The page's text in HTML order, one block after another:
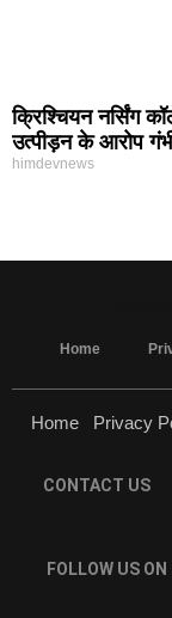
क्रिश्चियन नर्सिंग
उत्पीड़न के आरोप
himdevnews
Home
Home Privacy
CONTACT US
FOLLOW US ON